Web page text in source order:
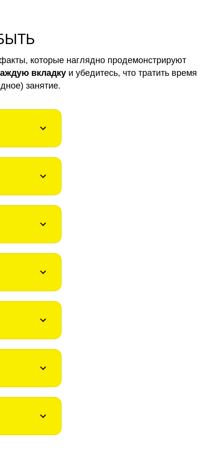
которые наглядно продемонстрируют
вкладку и убедитесь, что тратить время
занятие.